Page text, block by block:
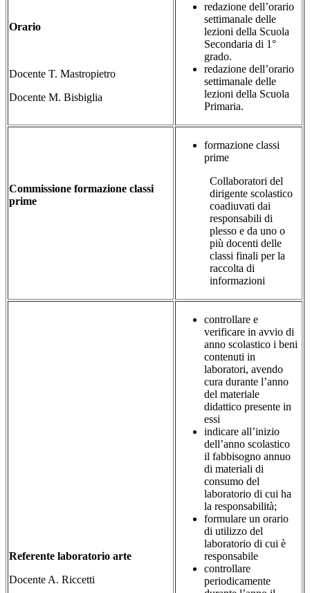
Orario
Docente T. Mastropietro
Docente M. Bisbiglia
redazione dell’orario
settimanale delle
lezioni della Scuola
Secondaria di 1°
grado.
redazione dell’orario
settimanale delle
lezioni della Scuola
Primaria.
Commissione formazione classi
prime
formazione classi
prime
Collaboratori del
dirigente scolastico
coadiuvati dai
responsabili di
plesso e da uno o
più docenti delle
classi finali per la
raccolta di
informazioni
Referente laboratorio arte
Docente A. Riccetti
controllare e
verificare in avvio di
anno scolastico i beni
contenuti in
laboratori, avendo
cura durante l’anno
del materiale
didattico presente in
essi
indicare all’inizio
dell’anno scolastico
il fabbisogno annuo
di materiali di
consumo del
laboratorio di cui ha
la responsabilità;
formulare un orario
di utilizzo del
laboratorio di cui è
responsabile
controllare
periodicamente